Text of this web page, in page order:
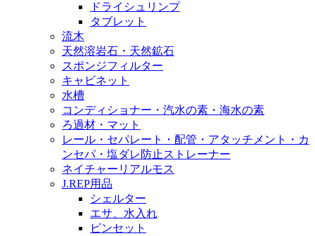
ドライシュリンプ
タブレット
流木
天然溶岩石・天然鉱石
スポンジフィルター
キャビネット
水槽
コンディショナー・汽水の素・海水の素
ろ過材・マット
レール・セパレート・配管・アタッチメント・カ
ンセパ・塩ダレ防止ストレーナー
ネイチャーリアルモス
J.REP用品
シェルター
エサ、水入れ
ピンセット